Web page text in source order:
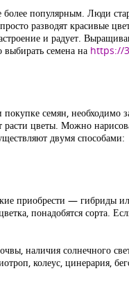
более популярным. Люди
разводят красивые
и радует.
семена на https://
семян, необходимо
расти цветы. Можно
двумя способами:
приобрести — гибриды
понадобятся сорта.
наличия солнечного
колеус, цинерария,